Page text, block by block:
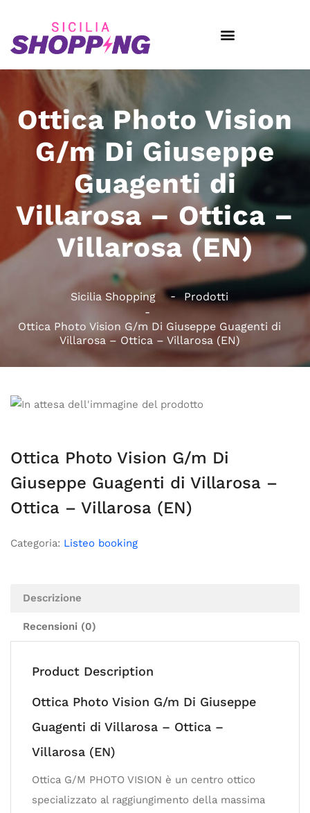
Ottica Photo Vision
G/m Di Giuseppe
Guagenti di
Villarosa – Ottica –
Villarosa (EN)
Sicilia Shopping Prodotti
Ottica Photo Vision G/m Di Giuseppe Guagenti di
Villarosa – Ottica – Villarosa (EN)
Ottica Photo Vision G/m Di
Giuseppe Guagenti di Villarosa –
Ottica – Villarosa (EN)
Categoria: Listeo booking
Descrizione
Recensioni (0)
Product Description
Ottica Photo Vision G/m Di Giuseppe
Guagenti di Villarosa – Ottica –
Villarosa (EN)
Ottica G/M PHOTO VISION è un centro ottico
specializzato al raggiungimento della massima